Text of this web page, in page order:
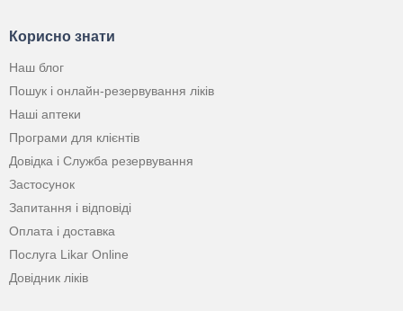
Корисно знати
Наш блог
Пошук і онлайн-резервування ліків
Наші аптеки
Програми для клієнтів
Довідка і Служба резервування
Застосунок
Запитання і відповіді
Оплата і доставка
Послуга Likar Online
Довідник ліків